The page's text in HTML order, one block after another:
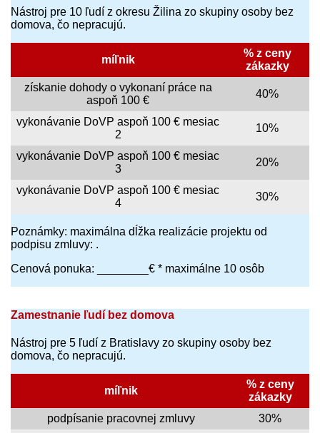
Nástroj pre 10 ľudí z okresu Žilina zo skupiny osoby bez
domova, čo nepracujú.
míľnik
% z ceny
zákazky
získanie dohody o vykonaní práce na
aspoň 100 €
40%
vykonávanie DoVP aspoň 100 € mesiac
2
10%
vykonávanie DoVP aspoň 100 € mesiac
3
20%
vykonávanie DoVP aspoň 100 € mesiac
4
30%
Poznámky: maximálna dĺžka realizácie projektu od
podpisu zmluvy: .
Cenová ponuka: ________€ * maximálne 10 osôb
Zamestnanie ľudí bez domova
Nástroj pre 5 ľudí z Bratislavy zo skupiny osoby bez
domova, čo nepracujú.
míľnik
% z ceny
zákazky
podpísanie pracovnej zmluvy
30%